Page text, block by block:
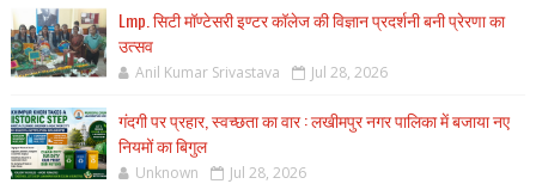
Lmp. सिटी मॉण्टेसरी इण्टर कॉलेज की विज्ञान प्रदर्शनी बनी प्रेरणा का
उत्सव
Anil Kumar Srivastava Jul 28, 2026
गंदगी पर प्रहार, स्वच्छता का वार : लखीमपुर नगर पालिका में बजाया नए
नियमों का बिगुल
Unknown Jul 28, 2026